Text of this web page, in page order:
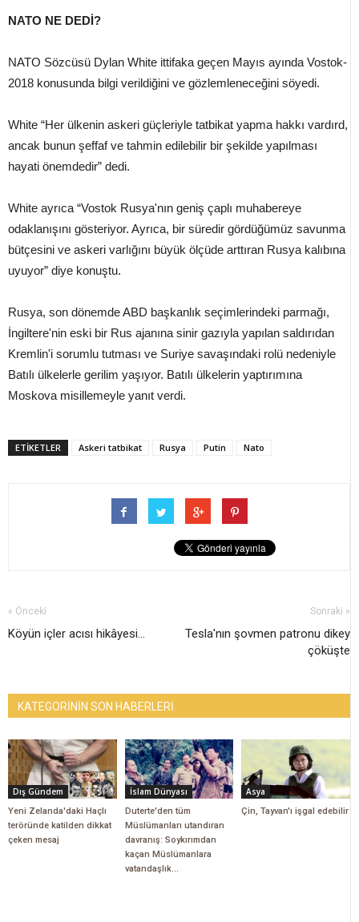
NATO NE DEDİ?
NATO Sözcüsü Dylan White ittifaka geçen Mayıs ayında Vostok-
2018 konusunda bilgi verildiğini ve gözlemleneceğini söyedi.
White “Her ülkenin askeri güçleriyle tatbikat yapma hakkı vardırd,
ancak bunun şeffaf ve tahmin edilebilir bir şekilde yapılması
hayati önemdedir” dedi.
White ayrıca “Vostok Rusya'nın geniş çaplı muhabereye
odaklanışını gösteriyor. Ayrıca, bir süredir gördüğümüz savunma
bütçesini ve askeri varlığını büyük ölçüde arttıran Rusya kalıbına
uyuyor” diye konuştu.
Rusya, son dönemde ABD başkanlık seçimlerindeki parmağı,
İngiltere'nin eski bir Rus ajanına sinir gazıyla yapılan saldırıdan
Kremlin'i sorumlu tutması ve Suriye savaşındaki rolü nedeniyle
Batılı ülkelerle gerilim yaşıyor. Batılı ülkelerin yaptırımına
Moskova misillemeyle yanıt verdi.
ETİKETLER Askeri tatbikat Rusya Putin Nato
« Önceki
Köyün içler acısı hikâyesi...
Sonraki »
Tesla'nın şovmen patronu dikey
çöküşte
KATEGORİNİN SON HABERLERİ
Dış Gündem
Yeni Zelanda'daki Haçlı
teröründe katilden dikkat
çeken mesaj
İslam Dünyası
Duterte'den tüm
Müslümanları utandıran
davranış: Soykırımdan
kaçan Müslümanlara
vatandaşlık...
Asya
Çin, Tayvan'ı işgal edebilir